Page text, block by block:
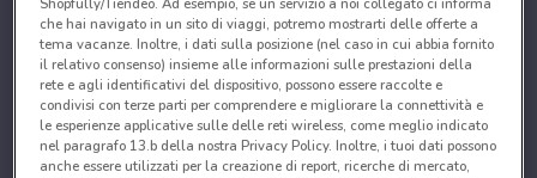
Shopfully/Tiendeo. Ad esempio, se un servizio a noi collegato ci informa
che hai navigato in un sito di viaggi, potremo mostrarti delle offerte a
tema vacanze. Inoltre, i dati sulla posizione (nel caso in cui abbia fornito
il relativo consenso) insieme alle informazioni sulle prestazioni della
rete e agli identificativi del dispositivo, possono essere raccolte e
condivisi con terze parti per comprendere e migliorare la connettività e
le esperienze applicative sulle delle reti wireless, come meglio indicato
nel paragrafo 13.b della nostra Privacy Policy. Inoltre, i tuoi dati possono
anche essere utilizzati per la creazione di report, ricerche di mercato,